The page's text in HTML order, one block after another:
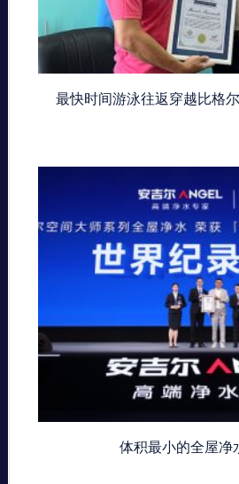
最快时间游泳往返穿越比格
体积最小的全屋净